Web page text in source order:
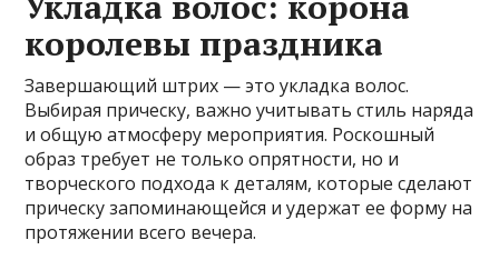
королевы праздника
Завершающий штрих — это укладка волос.
Выбирая прическу, важно учитывать стиль наряда
и общую атмосферу мероприятия. Роскошный
образ требует не только опрятности, но и
творческого подхода к деталям, которые сделают
прическу запоминающейся и удержат ее форму на
протяжении всего вечера.